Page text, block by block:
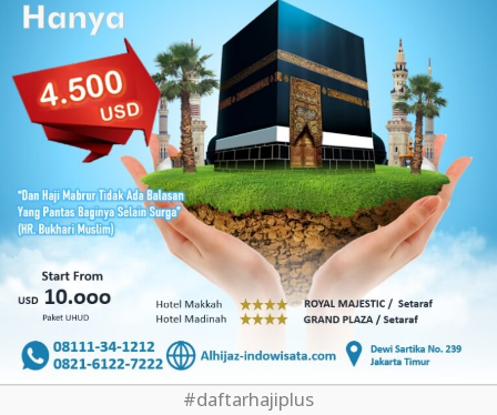
#daftarhajiplus